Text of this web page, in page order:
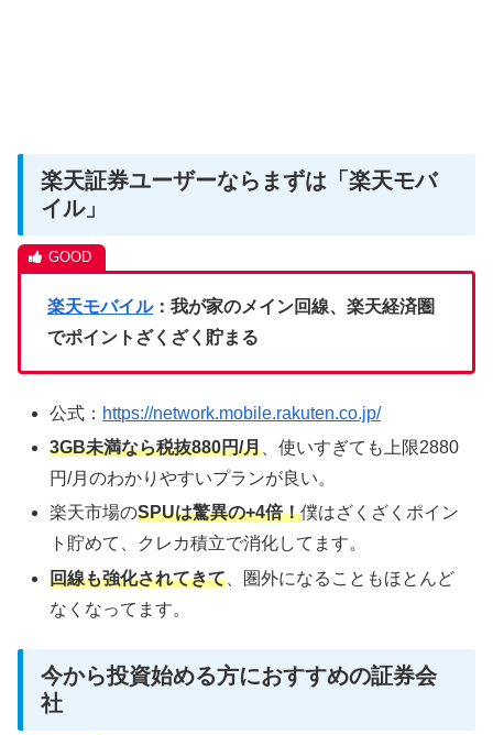
楽天証券ユーザーならまずは「楽天モバ
イル」
楽天モバイル：我が家のメイン回線、楽天経済圏
でポイントざくざく貯まる
公式： https://network.mobile.rakuten.co.jp/
3GB未満なら税抜880円/月 、使いすぎても上限2880
円/月のわかりやすいプランが良い。
楽天市場のSPUは驚異の+4倍！僕はざくざくポイン
ト貯めて、クレカ積立で消化してます。
回線も強化されてきて 、圏外になることもほとんど
なくなってます。
今から投資始める方におすすめの証券会
社